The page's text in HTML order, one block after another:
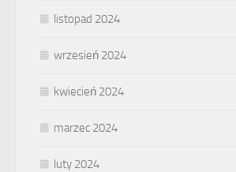
listopad 2024
wrzesień 2024
kwiecień 2024
marzec 2024
luty 2024